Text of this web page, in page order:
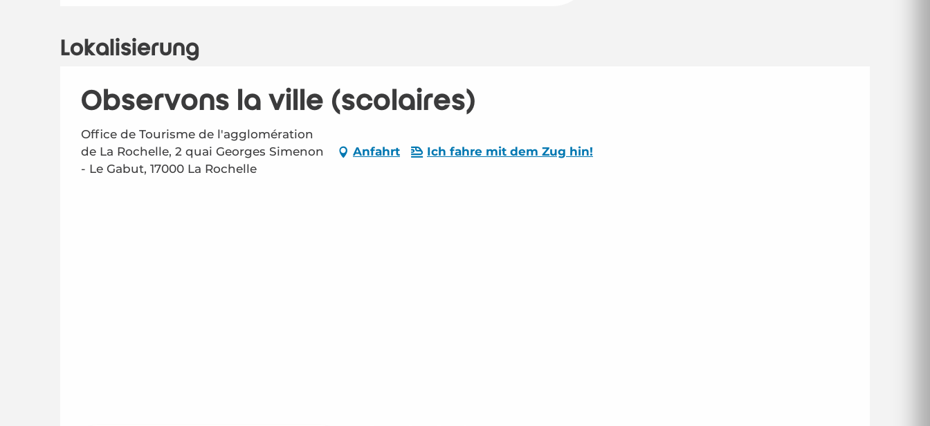
Lokalisierung
Observons la ville (scolaires)
Office de Tourisme de l'agglomération
de La Rochelle, 2 quai Georges Simenon
- Le Gabut, 17000 La Rochelle
Anfahrt Ich fahre mit dem Zug hin!